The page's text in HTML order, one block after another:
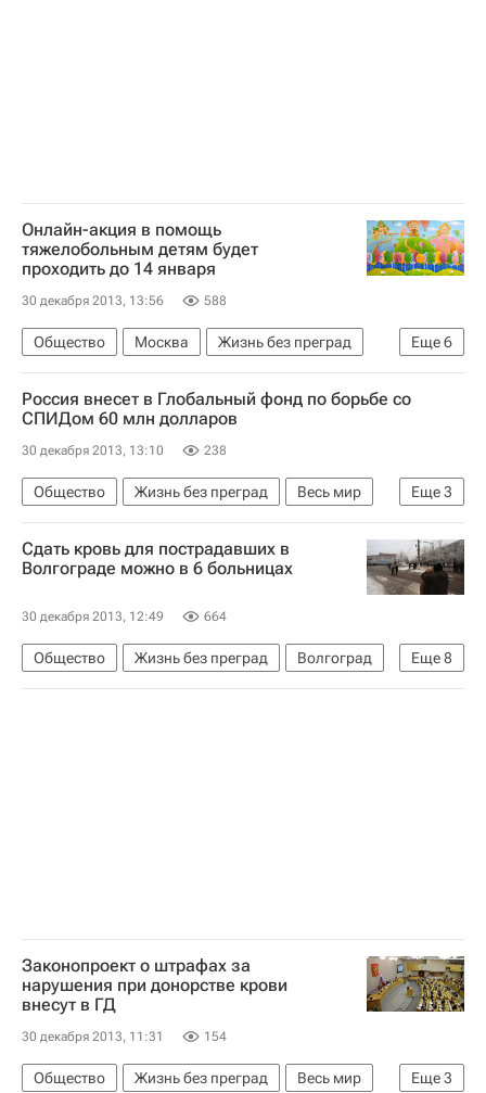
Онлайн-акция в помощь
тяжелобольным детям будет
проходить до 14 января
30 декабря 2013, 13:56 588
Еще6
Общество Москва
Жизнь без преград
Центральный ФО
Весь мир
Европа
Паллиативная помощь детям в России: проблемы и перспективы
Детские вопросы
Россия
Россия внесет в Глобальный фонд по борьбе со
СПИДом 60 млн долларов
30 декабря 2013, 13:10 238
Еще3
Общество Жизнь без преград
Весь мир
Европа
Здоровье Россия
Сдать кровь для пострадавших в
Волгограде можно в 6 больницах
30 декабря 2013, 12:49 664
Еще8
Общество Жизнь без преград
Волгоград
Европа
Волгоградская область
Весь мир
Законопроект о штрафах за
нарушения при донорстве крови
внесут в ГД
30 декабря 2013, 11:31 154
Еще3
Общество Жизнь без преград
Весь мир